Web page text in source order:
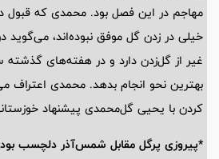
مهاجم در این فصل بود. محمدی که قبول
خیلی در زدن گل موفق نبوده‌اند،
غیر از گل‌زدن دارد و در هفته‌های
بهترین نحو انجام بدهد. محمدی اعتراف
کردن با یحیی گل‌محمدی پیشنهاد
*پیروزی پرگل مقابل شمس‌آذر دلچسب